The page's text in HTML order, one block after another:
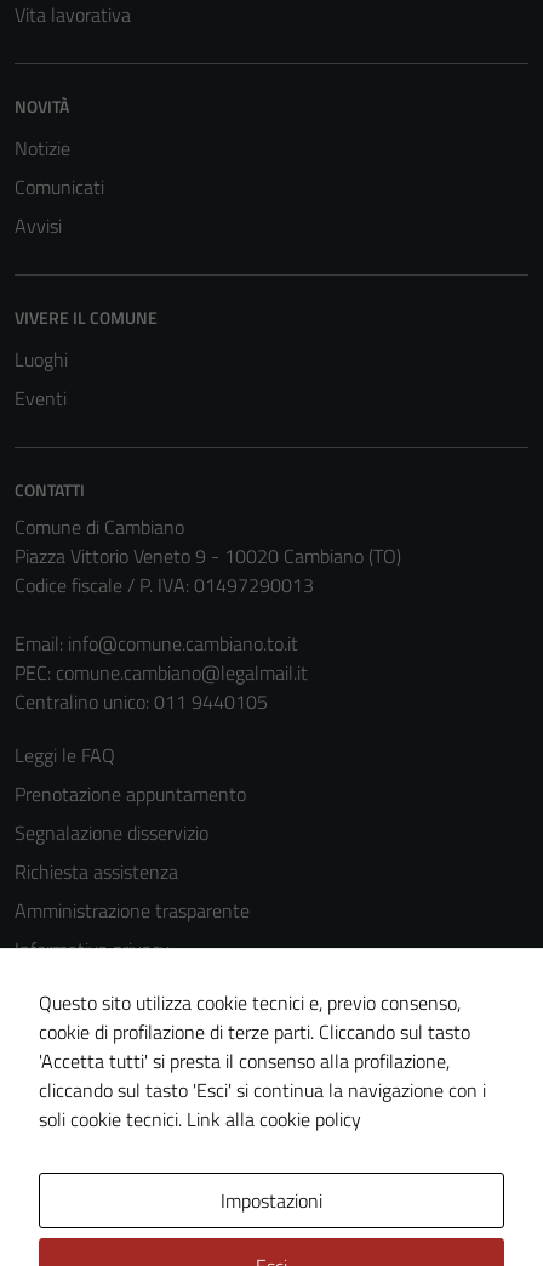
Vita lavorativa
NOVITÀ
Notizie
Comunicati
Avvisi
VIVERE IL COMUNE
Luoghi
Eventi
CONTATTI
Comune di Cambiano
Piazza Vittorio Veneto 9 - 10020 Cambiano (TO)
Codice fiscale / P. IVA: 01497290013
Email: info@comune.cambiano.to.it
PEC: comune.cambiano@legalmail.it
Centralino unico: 011 9440105
Leggi le FAQ
Prenotazione appuntamento
Segnalazione disservizio
Richiesta assistenza
Amministrazione trasparente
Informativa privacy
Cookie Policy
Note legali
Dichiarazione di accessibilità
Piano di miglioramento del sito
Questo sito utilizza cookie tecnici e, previo consenso,
cookie di profilazione di terze parti. Cliccando sul tasto
'Accetta tutti' si presta il consenso alla profilazione,
cliccando sul tasto 'Esci' si continua la navigazione con i
soli cookie tecnici. Link alla cookie policy
Impostazioni